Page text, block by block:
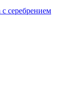
серебрением